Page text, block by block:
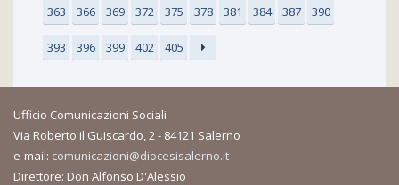
363 366 369 372 375 378 381 384 387 390
393 396 399 402 405
Ufficio Comunicazioni Sociali
Via Roberto il Guiscardo, 2 - 84121 Salerno
e-mail: comunicazioni@diocesisalerno.it
Direttore: Don Alfonso D'Alessio